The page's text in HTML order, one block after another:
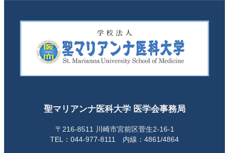
聖マリアンナ医科大学 医学会事務局
〒216-8511 川崎市宮前区菅生2-16-1
TEL：044-977-8111 内線：4861/4864